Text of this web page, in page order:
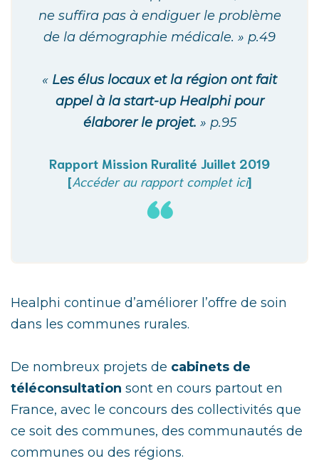
ne suffira pas à endiguer le problème
de la démographie médicale. » p.49
« Les élus locaux et la région ont fait
appel à la start-up Healphi pour
élaborer le projet. » p.95
Rapport Mission Ruralité Juillet 2019
[Accéder au rapport complet ici]
Healphi continue d’améliorer l’offre de soin
dans les communes rurales.
De nombreux projets de cabinets de
téléconsultation sont en cours partout en
France, avec le concours des collectivités que
ce soit des communes, des communautés de
communes ou des régions.